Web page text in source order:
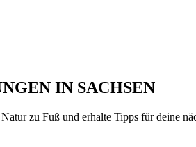
IN SACHSEN
zu Fuß und erhalte Tipps für deine